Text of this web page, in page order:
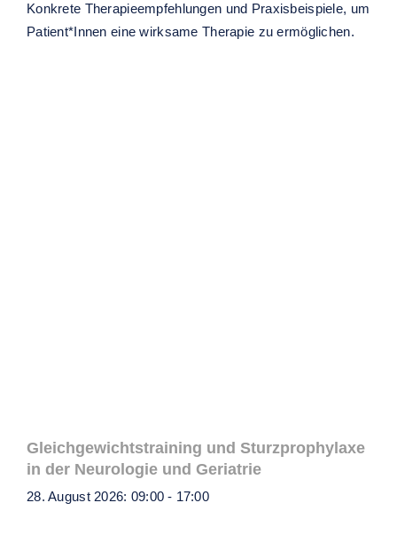
Konkrete Therapieempfehlungen und Praxisbeispiele, um
Patient*Innen eine wirksame Therapie zu ermöglichen.
Gleichgewichtstraining und Sturzprophylaxe
in der Neurologie und Geriatrie
28. August 2026: 09:00 - 17:00